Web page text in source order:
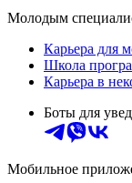
Молодым
Карьера для
Школа
Карьера в
Боты для
Мобильное